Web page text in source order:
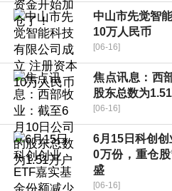
中山市先觉智
10万人民币
[06-16]
焦点讯息：西
股东总数为
[06-16]
6月15日科创
0万份，重仓
盛
[06-16]